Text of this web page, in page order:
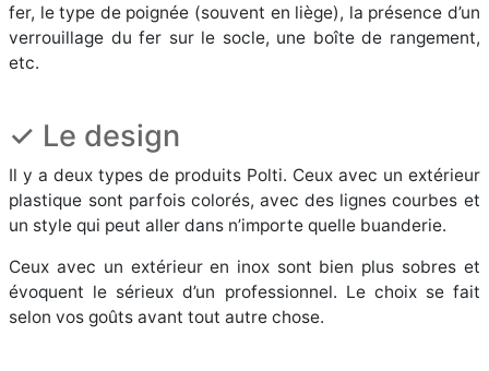
fer, le type de poignée (souvent en liège), la présence d’un
verrouillage du fer sur le socle, une boîte de rangement,
etc.
✓ Le design
Il y a deux types de produits Polti. Ceux avec un extérieur
plastique sont parfois colorés, avec des lignes courbes et
un style qui peut aller dans n’importe quelle buanderie.
Ceux avec un extérieur en inox sont bien plus sobres et
évoquent le sérieux d’un professionnel. Le choix se fait
selon vos goûts avant tout autre chose.